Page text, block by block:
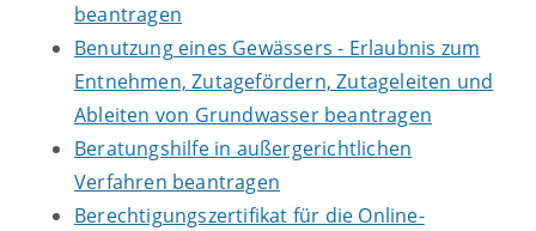
beantragen
Benutzung eines Gewässers - Erlaubnis zum
Entnehmen, Zutagefördern, Zutageleiten und
Ableiten von Grundwasser beantragen
Beratungshilfe in außergerichtlichen
Verfahren beantragen
Berechtigungszertifikat für die Online-